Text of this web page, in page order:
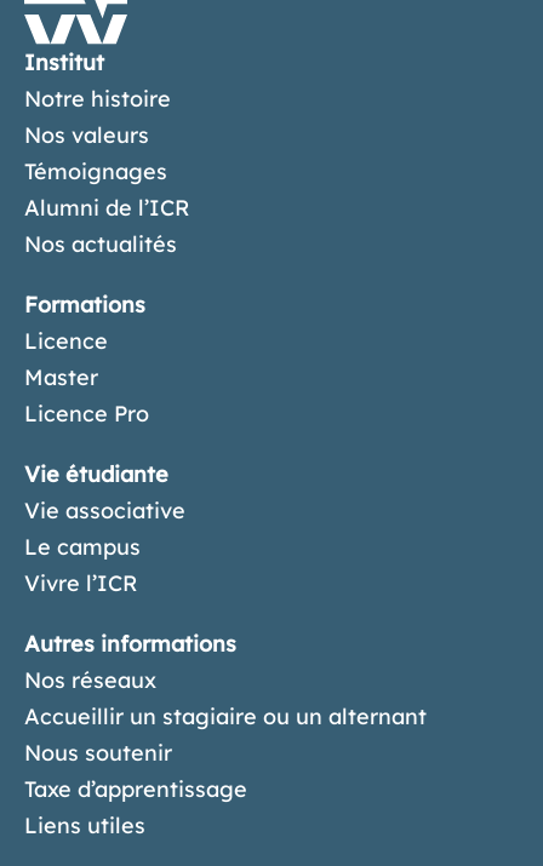
Institut
Notre histoire
Nos valeurs
Témoignages
Alumni de l’ICR
Nos actualités
Formations
Licence
Master
Licence Pro
Vie étudiante
Vie associative
Le campus
Vivre l’ICR
Autres informations
Nos réseaux
Accueillir un stagiaire ou un alternant
Nous soutenir
Taxe d’apprentissage
Liens utiles